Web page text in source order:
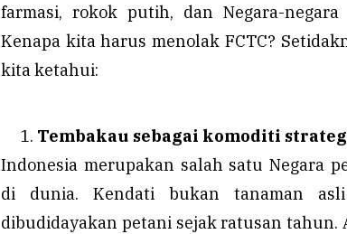
farmasi, rokok putih, dan Negara-
Kenapa kita harus menolak FCTC?
kita ketahui:
Tembakau sebagai komoditi
Indonesia merupakan salah satu Negara
di dunia. Kendati bukan tanaman
dibudidayakan petani sejak ratusan tahun.